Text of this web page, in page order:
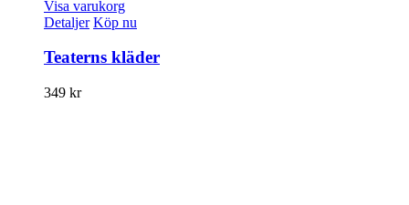
Visa varukorg
Detaljer Köp nu
Teaterns kläder
349 kr